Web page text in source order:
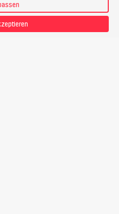
Heimreise
und Getränke